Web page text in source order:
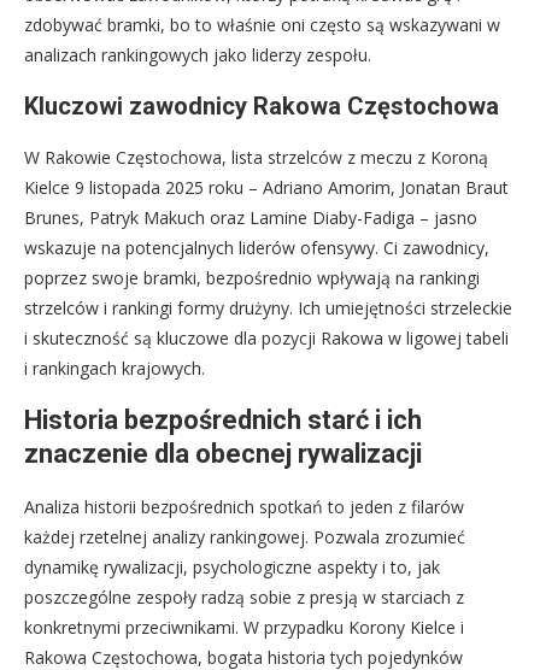
zdobywać bramki, bo to właśnie oni często są wskazywani w
analizach rankingowych jako liderzy zespołu.
Kluczowi zawodnicy Rakowa Częstochowa
W Rakowie Częstochowa, lista strzelców z meczu z Koroną
Kielce 9 listopada 2025 roku – Adriano Amorim, Jonatan Braut
Brunes, Patryk Makuch oraz Lamine Diaby-Fadiga – jasno
wskazuje na potencjalnych liderów ofensywy. Ci zawodnicy,
poprzez swoje bramki, bezpośrednio wpływają na rankingi
strzelców i rankingi formy drużyny. Ich umiejętności strzeleckie
i skuteczność są kluczowe dla pozycji Rakowa w ligowej tabeli
i rankingach krajowych.
Historia bezpośrednich starć i ich
znaczenie dla obecnej rywalizacji
Analiza historii bezpośrednich spotkań to jeden z filarów
każdej rzetelnej analizy rankingowej. Pozwala zrozumieć
dynamikę rywalizacji, psychologiczne aspekty i to, jak
poszczególne zespoły radzą sobie z presją w starciach z
konkretnymi przeciwnikami. W przypadku Korony Kielce i
Rakowa Częstochowa, bogata historia tych pojedynków